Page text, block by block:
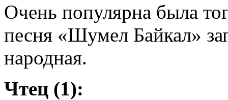
Очень популярна была
песня «Шумел Байкал»
народная.
Чтец (1):